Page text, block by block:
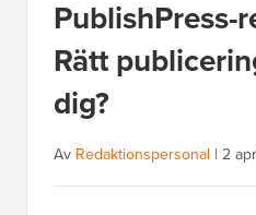
PublishPress-
Rätt
dig?
Av Redaktionspersonal | 2